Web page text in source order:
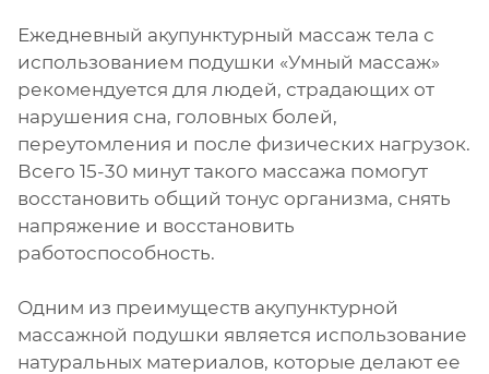
Ежедневный акупунктурный массаж тела с
использованием подушки «Умный массаж»
рекомендуется для людей, страдающих от
нарушения сна, головных болей,
переутомления и после физических нагрузок.
Всего 15-30 минут такого массажа помогут
восстановить общий тонус организма, снять
напряжение и восстановить
работоспособность.
Одним из преимуществ акупунктурной
массажной подушки является использование
натуральных материалов, которые делают ее